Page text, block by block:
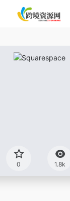
0 1.8k